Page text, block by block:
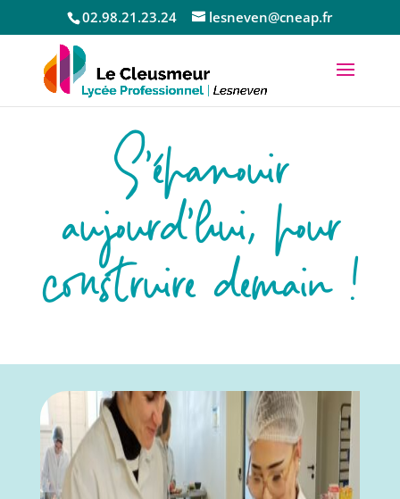
02.98.21.23.24 lesneven@cneap.fr
S’épanouir
aujourd’hui, pour
construire demain !